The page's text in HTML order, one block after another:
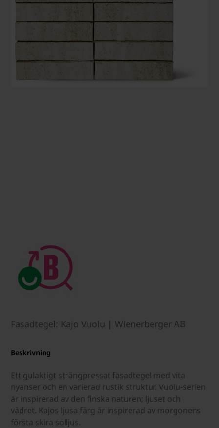
Fasadtegel: Kajo Vuolu | Wienerberger AB
Beskrivning
Ett gulaktigt strängpressat fasadtegel med vita
nyanser och en varierad rustik struktur. Vuolu-serien
är inspirerad av den finska naturen; ljuset och
vädret. Kajos ljusa färg är inspirerad av morgonens
första skira solljus.